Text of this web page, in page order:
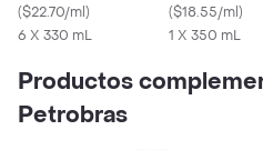
($22.70/ml)
6 X 330 mL
350 cc
($18.55/ml)
1 X 350 mL
Productos
Petrobras